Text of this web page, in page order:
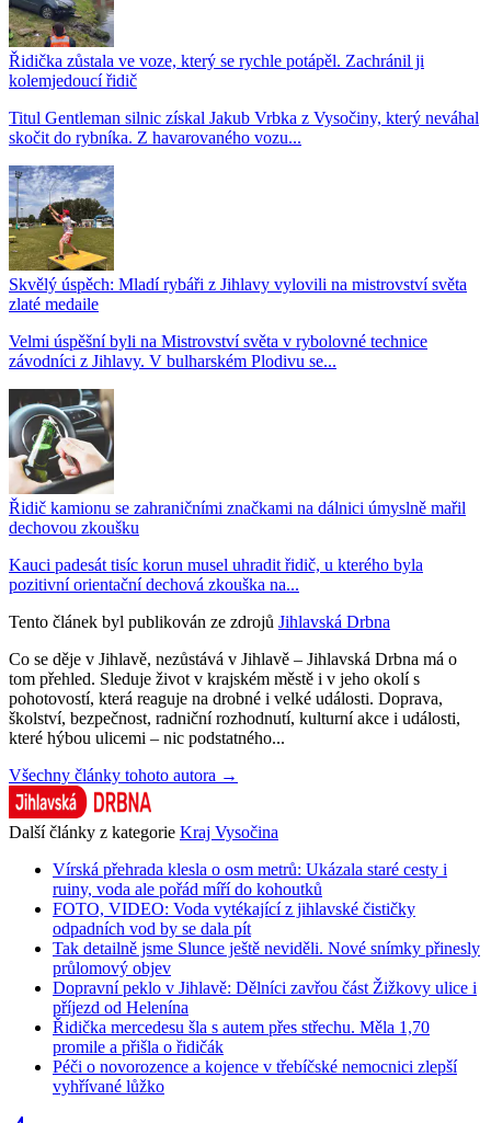
Řidička zůstala ve voze, který se rychle potápěl. Zachránil ji
kolemjedoucí řidič
Titul Gentleman silnic získal Jakub Vrbka z Vysočiny, který neváhal
skočit do rybníka. Z havarovaného vozu...
Skvělý úspěch: Mladí rybáři z Jihlavy vylovili na mistrovství světa
zlaté medaile
Velmi úspěšní byli na Mistrovství světa v rybolovné technice
závodníci z Jihlavy. V bulharském Plodivu se...
Řidič kamionu se zahraničními značkami na dálnici úmyslně mařil
dechovou zkoušku
Kauci padesát tisíc korun musel uhradit řidič, u kterého byla
pozitivní orientační dechová zkouška na...
Tento článek byl publikován ze zdrojů Jihlavská Drbna
Co se děje v Jihlavě, nezůstává v Jihlavě – Jihlavská Drbna má o
tom přehled. Sleduje život v krajském městě i v jeho okolí s
pohotovostí, která reaguje na drobné i velké události. Doprava,
školství, bezpečnost, radniční rozhodnutí, kulturní akce i události,
které hýbou ulicemi – nic podstatného...
Všechny články tohoto autora →
Další články z kategorie Kraj Vysočina
Vírská přehrada klesla o osm metrů: Ukázala staré cesty i
ruiny, voda ale pořád míří do kohoutků
FOTO, VIDEO: Voda vytékající z jihlavské čističky
odpadních vod by se dala pít
Tak detailně jsme Slunce ještě neviděli. Nové snímky přinesly
průlomový objev
Dopravní peklo v Jihlavě: Dělníci zavřou část Žižkovy ulice i
příjezd od Helenína
Řidička mercedesu šla s autem přes střechu. Měla 1,70
promile a přišla o řidičák
Péči o novorozence a kojence v třebíčské nemocnici zlepší
vyhřívané lůžko